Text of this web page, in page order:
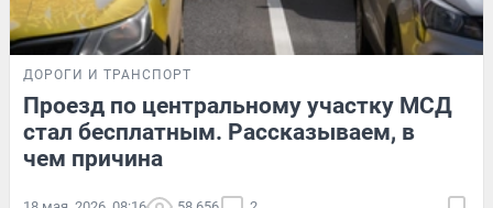
ДОРОГИ И ТРАНСПОРТ
Проезд по центральному участку МСД
стал бесплатным. Рассказываем, в
чем причина